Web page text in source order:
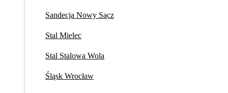
Sandecja Nowy Sącz
Stal Mielec
Stal Stalowa Wola
Śląsk Wrocław